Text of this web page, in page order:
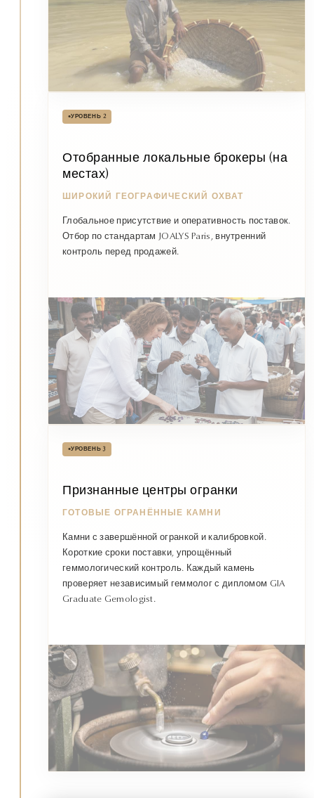
•УРОВЕНЬ 2
Отобранные локальные брокеры (на
местах)
ШИРОКИЙ ГЕОГРАФИЧЕСКИЙ ОХВАТ
Глобальное присутствие и оперативность поставок.
Отбор по стандартам JOALYS Paris, внутренний
контроль перед продажей.
•УРОВЕНЬ 3
Признанные центры огранки
ГОТОВЫЕ ОГРАНЁННЫЕ КАМНИ
Камни с завершённой огранкой и калибровкой.
Короткие сроки поставки, упрощённый
геммологический контроль. Каждый камень
проверяет независимый геммолог с дипломом GIA
Graduate Gemologist.